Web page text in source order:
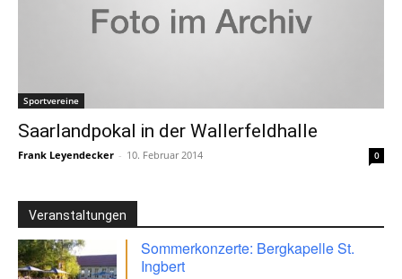
Sportvereine
Saarlandpokal in der Wallerfeldhalle
Frank Leyendecker - 10. Februar 2014 0
Veranstaltungen
Sommerkonzerte: Bergkapelle St.
Ingbert